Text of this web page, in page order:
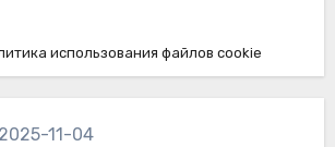
использования файлов cookie
11-04